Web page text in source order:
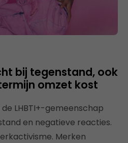
bij tegenstand, ook
omzet kost
LHBTI+-gemeenschap
en negatieve reacties.
Merken